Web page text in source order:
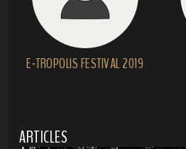
E-TROPOLIS FESTIVAL 2019
ARTICLES